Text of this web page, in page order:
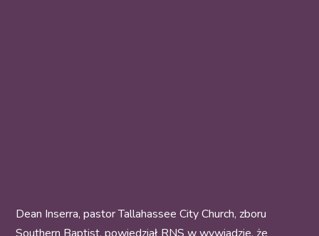
Dean Inserra, pastor Tallahassee City Church, zboru